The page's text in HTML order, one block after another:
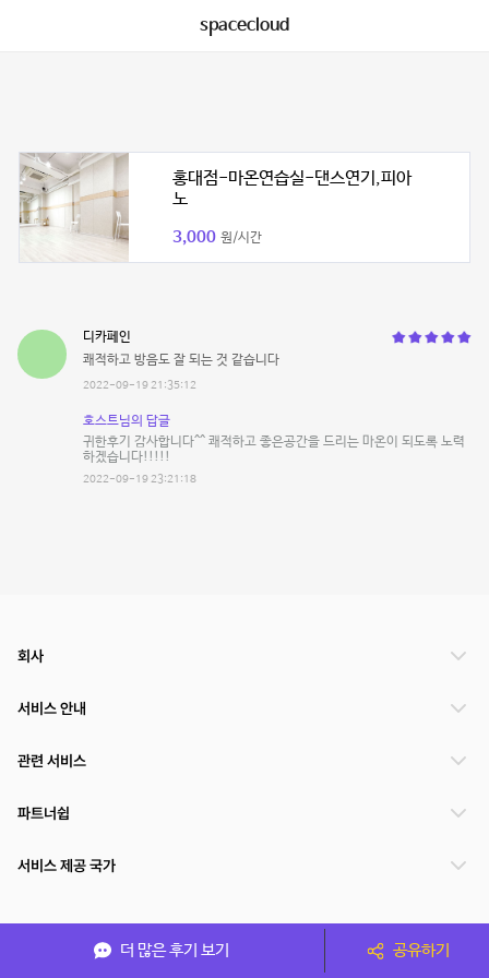
spacecloud
홍대점-마온연습실-댄스연기,피아
노
3,000 원/시간
디카페인
쾌적하고 방음도 잘 되는 것 같습니다
2022-09-19 21:35:12
호스트님의 답글
귀한후기 감사합니다^^ 쾌적하고 좋은공간을 드리는 마온이 되도록 노력
하겠습니다!!!!!
2022-09-19 23:21:18
더 많은 후기 보기 공유하기
회사
서비스 안내
관련 서비스
파트너쉽
서비스 제공 국가
(주)NSPACE 사업자정보